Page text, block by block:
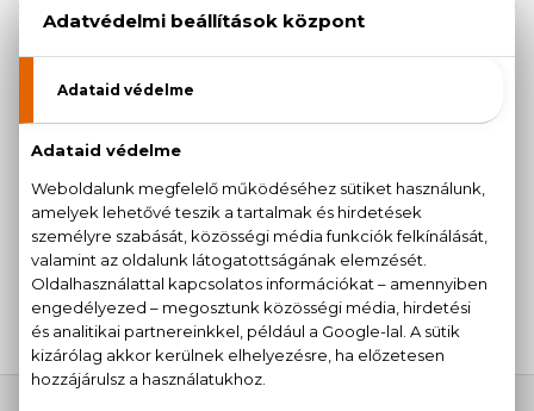
CARTIER
Pasha Édition Noir
Eau De Toilette
23.240 Ft -tól
CARTIER
Pasha Édition Noir Sport
Eau De Toilette
29.790 Ft -tól